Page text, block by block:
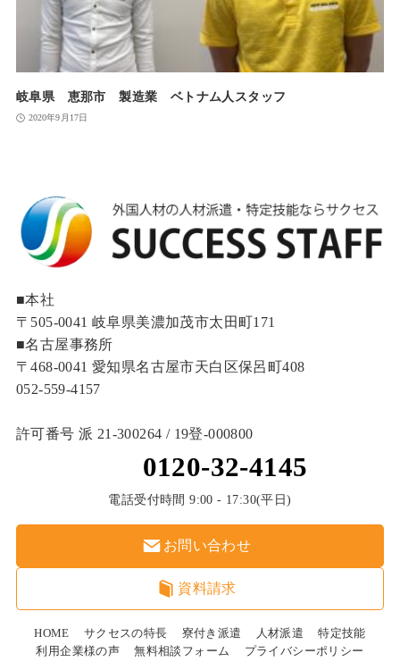
岐阜県 恵那市 製造業 ベトナム人スタッフ
2020年9月17日
■本社
〒505-0041 岐阜県美濃加茂市太田町171
■名古屋事務所
〒468-0041 愛知県名古屋市天白区保呂町408
052-559-4157
許可番号 派 21-300264 / 19登‐000800
0120-32-4145
電話受付時間 9:00 - 17:30(平日)
お問い合わせ
資料請求
HOME サクセスの特長 寮付き派遣 人材派遣
特定技能
利用企業様の声
無料相談フォーム プライバシーポリシー